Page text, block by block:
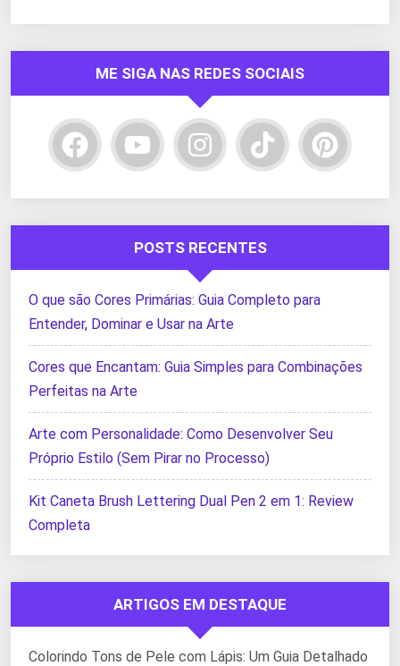
ME SIGA NAS REDES SOCIAIS
POSTS RECENTES
O que são Cores Primárias: Guia Completo para
Entender, Dominar e Usar na Arte
Cores que Encantam: Guia Simples para Combinações
Perfeitas na Arte
Arte com Personalidade: Como Desenvolver Seu
Próprio Estilo (Sem Pirar no Processo)
Kit Caneta Brush Lettering Dual Pen 2 em 1: Review
Completa
ARTIGOS EM DESTAQUE
Colorindo Tons de Pele com Lápis: Um Guia Detalhado